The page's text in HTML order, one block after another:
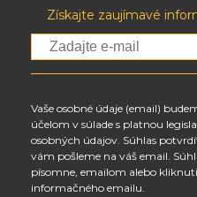
Získajte zaujímavé
Vaše osobné údaje (email)
účelom v súlade s platnou
osobných údajov. Súhlas
vám pošleme na váš email.
písomne, emailom alebo
informačného emailu.